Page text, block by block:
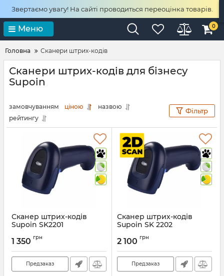
Звертаємо увагу! На сайті проводиться переоцінка товарів.
Меню 0
Головна Сканери штрих-кодів
Сканери штрих-кодів для бізнесу
Supoin
замовчуванням ціною
назвою
рейтингу
Фільтр
Сканер штрих-кодів
Supoin SK2201
1 350 грн
Предзаказ
Сканер штрих-кодів
Supoin SK 2202
2 100 грн
Предзаказ